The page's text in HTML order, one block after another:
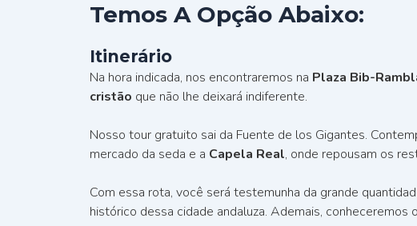
Temos A Opção Abaixo:
Itinerário
Na hora indicada, nos encontraremos na Plaza Bib-
cristão que não lhe deixará indiferente.
Nosso tour gratuito sai da Fuente de los Gigantes.
mercado da seda e a Capela Real, onde repousam os
Com essa rota, você será testemunha da grande
histórico dessa cidade andaluza. Ademais, conheceremos